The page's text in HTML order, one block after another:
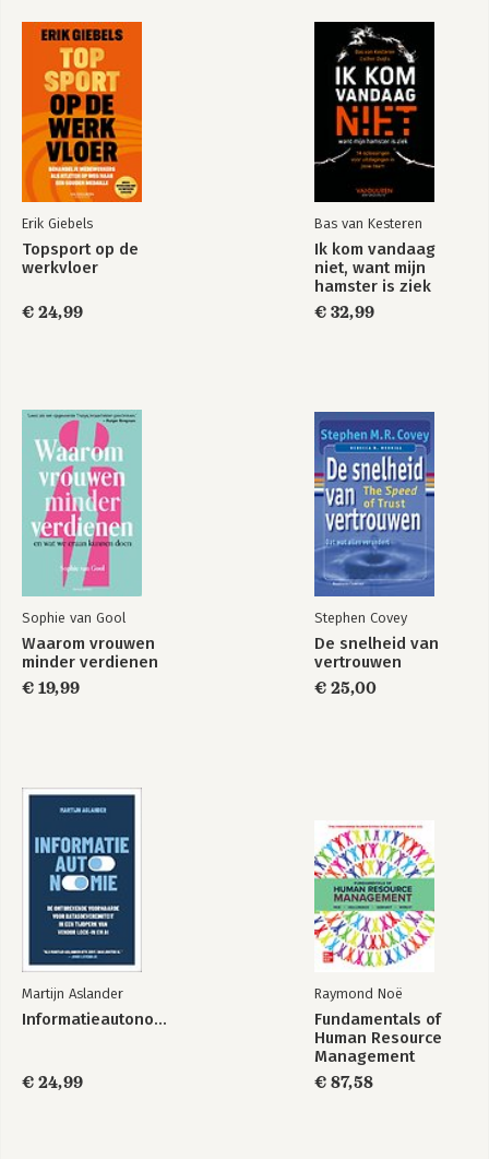
Bekijk alle boeken
Erik Giebels
Topsport op de
werkvloer
€ 24,99
Bas van Kesteren
Ik kom vandaag
niet, want mijn
hamster is ziek
€ 32,99
Sophie van Gool
Waarom vrouwen
minder verdienen
€ 19,99
Stephen Covey
De snelheid van
vertrouwen
€ 25,00
Martijn Aslander
Informatieautonomie
€ 24,99
Raymond Noë
Fundamentals of
Human Resource
Management
€ 87,58